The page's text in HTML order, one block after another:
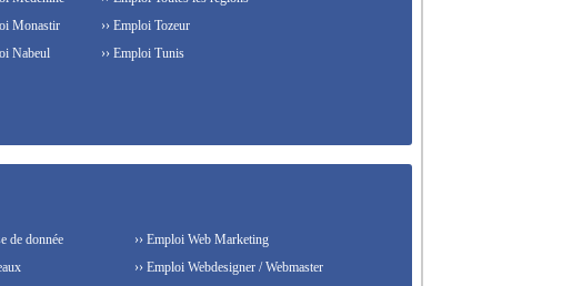
Monastir
Nabeul
›› Emploi Tozeur
›› Emploi Tunis
de donnée
›› Emploi Web Marketing
›› Emploi Webdesigner / Webmaster